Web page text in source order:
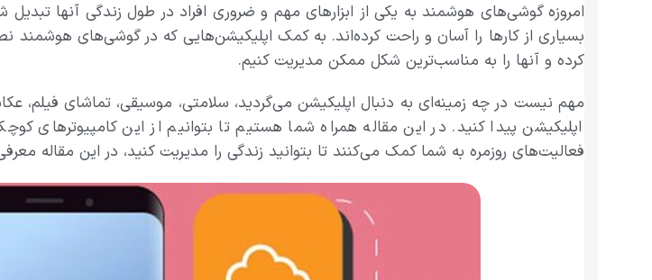
امروزه گوشی‌های هوشمند به یکی از ابزارهای مهم و ضروری افراد در طول زندگی آنها
بسیاری از کارها را آسان و راحت کرده‌اند. به کمک اپلیکیشن‌هایی که در گوشی‌های
کرده و آنها را به مناسب‌ترین شکل ممکن مدیریت کنیم.
مهم نیست در چه زمینه‌ای به دنبال اپلیکیشن می‌گردید، سلامتی، موسیقی، تماشای فیلم،
اپلیکیشن پیدا کنید. در این مقاله همراه شما هستیم تا بتوانیم از این کامپیوترهای
فعالیت‌های روزمره به شما کمک می‌کنند تا بتوانید زندگی را مدیریت کنید، در این مقاله